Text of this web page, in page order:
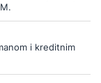
i kreditnim